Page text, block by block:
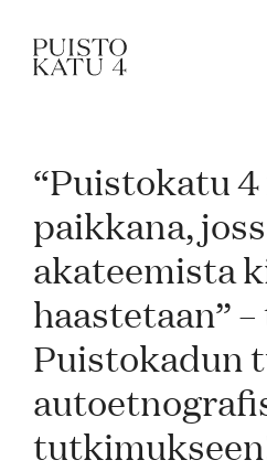
Mistä kyse?
Yhteisömme
Tapahtumat
“Puistokatu
paikkana,
akateemista
haastetaan”
Puistokadun